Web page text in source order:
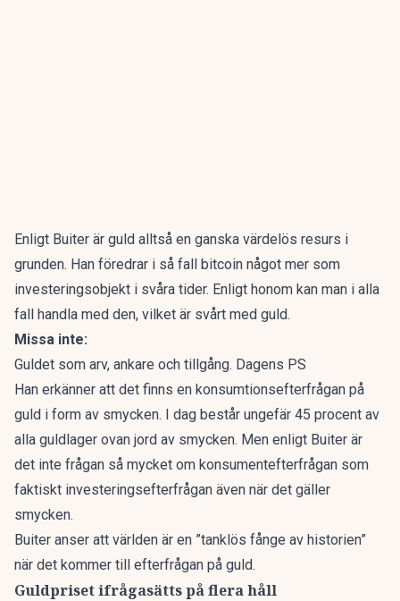
Enligt Buiter är guld alltså en ganska värdelös resurs i
grunden. Han föredrar i så fall bitcoin något mer som
investeringsobjekt i svåra tider. Enligt honom kan man i alla
fall handla med den, vilket är svårt med guld.
Missa inte:
Guldet som arv, ankare och tillgång. Dagens PS
Han erkänner att det finns en konsumtionsefterfrågan på
guld i form av smycken. I dag består ungefär 45 procent av
alla guldlager ovan jord av smycken. Men enligt Buiter är
det inte frågan så mycket om konsumentefterfrågan som
faktiskt investeringsefterfrågan även när det gäller
smycken.
Buiter anser att världen är en ”tanklös fånge av historien”
när det kommer till efterfrågan på guld.
Guldpriset ifrågasätts på flera håll